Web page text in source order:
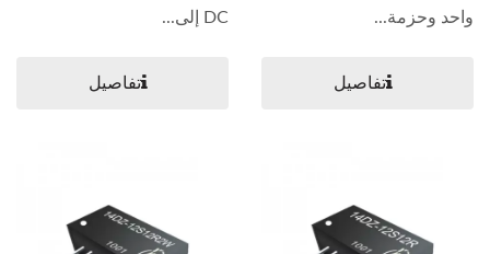
واحد وحزمة...
تفاصيل
DC إلى...
تفاصيل